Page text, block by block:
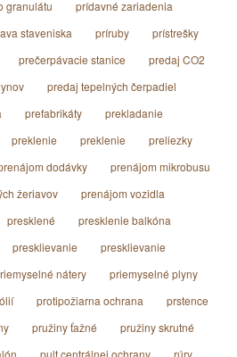
granulátu
prídavné zariadenia
staveniska príruby
prístrešky
prečerpávacie stanice
predaj CO2
predaj tepelných čerpadiel
prefabrikáty
prekladanie
preklenie preklenie
preliezky
dodávky
prenájom mikrobusu
žeriavov
prenájom vozidla
presklené
presklenie balkóna
presklievanie
presklievanie
nátery
priemyselné plyny
protipožiarna ochrana
prstence
pružiny ťažné
pružiny skrutné